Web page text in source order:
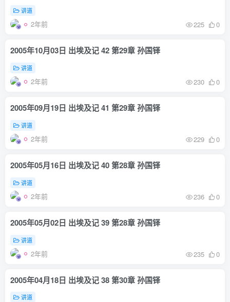
讲道
2年前 225 0
2005年10月03日 出埃及记 42 第29章 孙国铎
讲道
2年前 230 0
2005年09月19日 出埃及记 41 第29章 孙国铎
讲道
2年前 229 0
2005年05月16日 出埃及记 40 第28章 孙国铎
讲道
2年前 236 0
2005年05月02日 出埃及记 39 第28章 孙国铎
讲道
2年前 235 0
2005年04月18日 出埃及记 38 第30章 孙国铎
讲道